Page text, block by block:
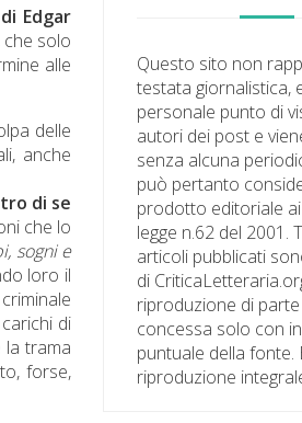
Edgar
che solo
alle
delle
anche
di se
che lo
sogni e
loro il
di
la trama
forse,
Questo sito non
testata giornalistica,
personale punto di
autori dei post e
senza alcuna
può pertanto
prodotto editoriale
legge n.62 del 2001.
articoli pubblicati
di
riproduzione di
concessa solo con
puntuale della fonte.
riproduzione